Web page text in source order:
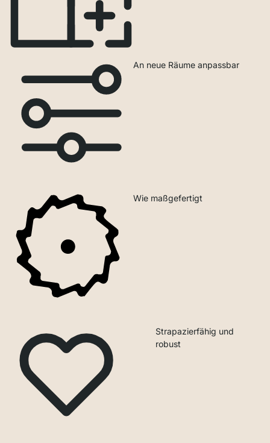
An neue Räume anpassbar
Wie maßgefertigt
Strapazierfähig und
robust